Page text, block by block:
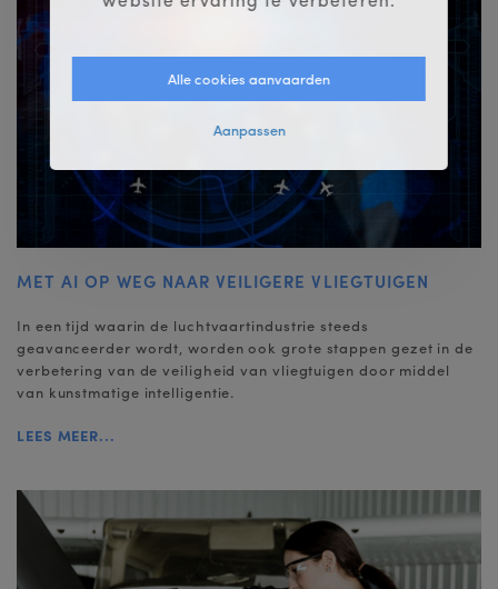
MET AI OP WEG NAAR VEILIGERE VLIEGTUIGEN
In een tijd waarin de luchtvaartindustrie steeds
geavanceerder wordt, worden ook grote stappen gezet in de
verbetering van de veiligheid van vliegtuigen door middel
van kunstmatige intelligentie.
LEES MEER...
Alle cookies aanvaarden
Aanpassen